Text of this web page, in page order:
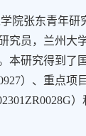
院张东青年研
究员，兰州大
本研究得到了
）、重点项
）